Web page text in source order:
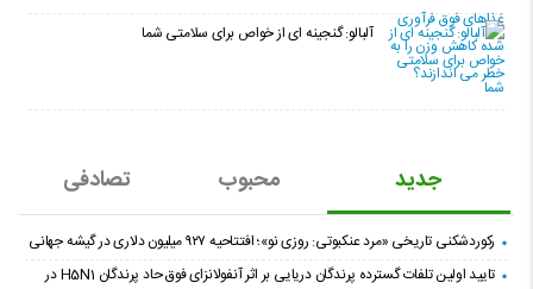
آلبالو: گنجینه ای از خواص برای سلامتی شما
جدید محبوب تصادفی
رکوردشکنی تاریخی «مرد عنکبوتی: روزی نو»؛ افتتاحیه ۹۲۷ میلیون دلاری در گیشه جهانی
تایید اولین تلفات گسترده پرندگان دریایی بر اثر آنفولانزای فوق حاد پرندگان H5N1 در